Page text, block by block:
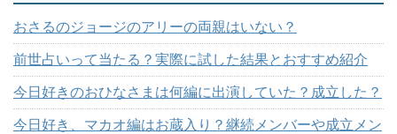
おさるのジョージのアリーの両親はいない？
前世占いって当たる？実際に試した結果とおすすめ紹介
今日好きのおひなさまは何編に出演していた？成立した？
今日好き、マカオ編はお蔵入り？継続メンバーや成立メン